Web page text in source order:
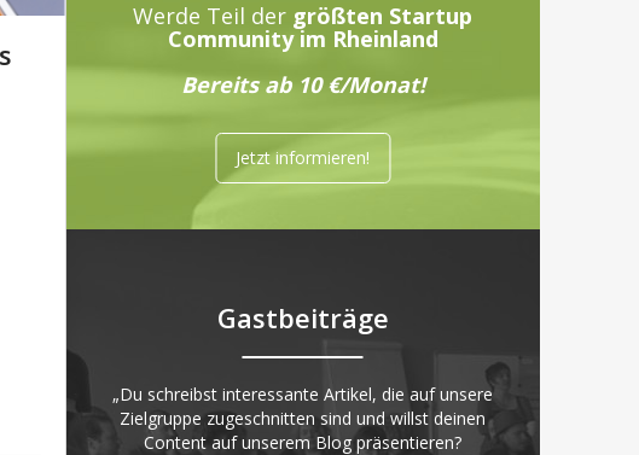
Werde Teil der größten Startup
Community im Rheinland
Bereits ab 10 €/Monat!
Jetzt informieren!
Gastbeiträge
„Du schreibst interessante Artikel, die auf unsere
Zielgruppe zugeschnitten sind und willst deinen
Content auf unserem Blog präsentieren?